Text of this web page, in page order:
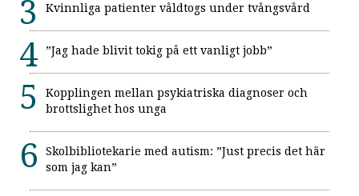
Kvinnliga patienter våldtogs under tvångsvård
”Jag hade blivit tokig på ett vanligt jobb”
Kopplingen mellan psykiatriska diagnoser och
brottslighet hos unga
Skolbibliotekarie med autism: ”Just precis det här
som jag kan”